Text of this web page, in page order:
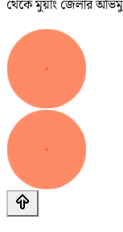
থেকে মুয়াং জেলার